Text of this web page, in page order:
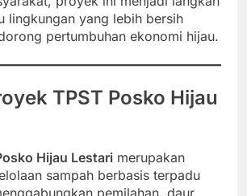
lingkungan yang lebih bersih
pertumbuhan ekonomi hijau.
TPST Posko Hijau
Hijau Lestari merupakan
sampah berbasis terpadu